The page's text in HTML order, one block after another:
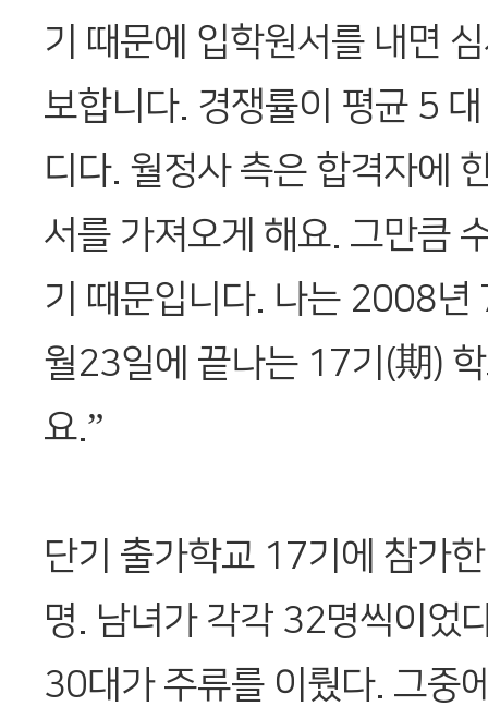
기 때문에 입학원서를 내면
보합니다. 경쟁률이 평균 5
디다. 월정사 측은 합격자에
서를 가져오게 해요. 그만큼
기 때문입니다. 나는 2008년
월23일에 끝나는 17기(期)
요.”
단기 출가학교 17기에 참가
명. 남녀가 각각 32명씩이었
30대가 주류를 이뤘다. 그중